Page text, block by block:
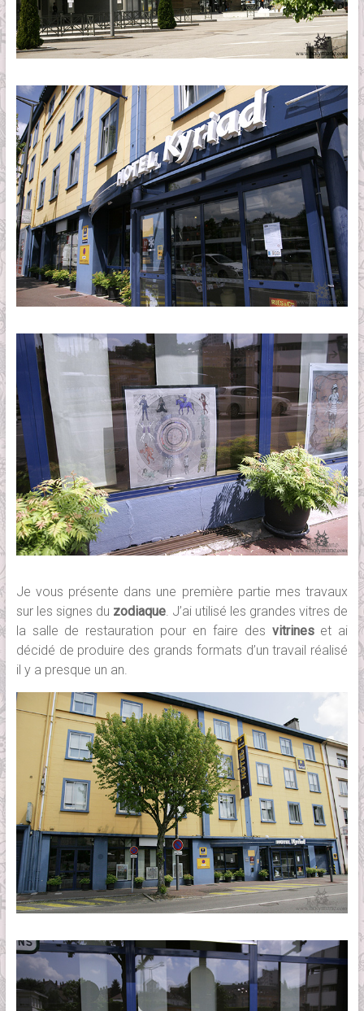
Je vous présente dans une première partie mes travaux
sur les signes du zodiaque. J’ai utilisé les grandes vitres de
la salle de restauration pour en faire des vitrineset ai
décidé de produire des grands formats d’un travail réalisé
il y a presque un an.